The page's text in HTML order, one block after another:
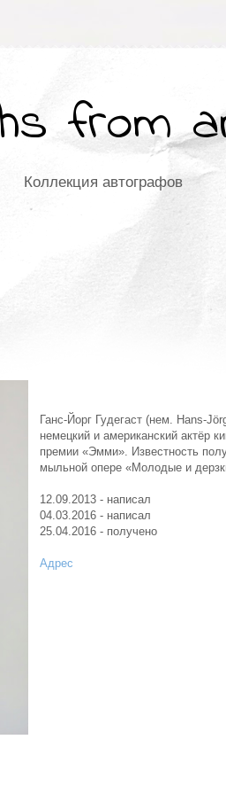
from
Коллекция автографов
Ганс-Йорг Гудегаст (нем. Hans-
немецкий и американский актёр
премии «Эмми». Известность
мыльной опере «Молодые и
12.09.2013 - написал
04.03.2016 - написал
25.04.2016 - получено
Адрес